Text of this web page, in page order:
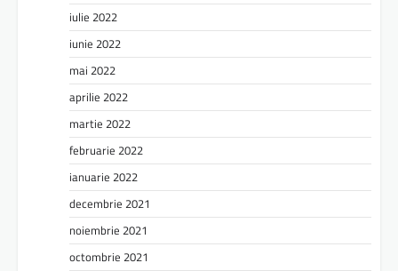
iulie 2022
iunie 2022
mai 2022
aprilie 2022
martie 2022
februarie 2022
ianuarie 2022
decembrie 2021
noiembrie 2021
octombrie 2021